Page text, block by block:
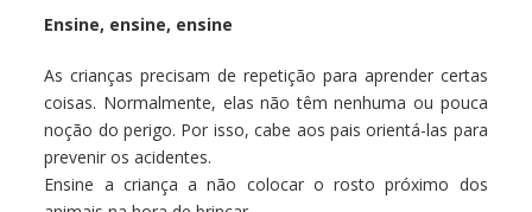
Ensine, ensine, ensine
As crianças precisam de repetição para aprender certas
coisas. Normalmente, elas não têm nenhuma ou pouca
noção do perigo. Por isso, cabe aos pais orientá-las para
prevenir os acidentes.
Ensine a criança a não colocar o rosto próximo dos